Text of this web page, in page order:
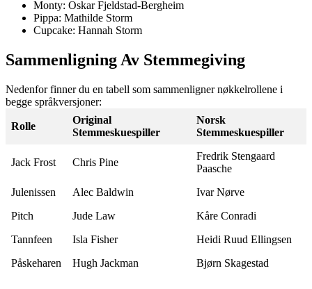
Monty: Oskar Fjeldstad-Bergheim
Pippa: Mathilde Storm
Cupcake: Hannah Storm
Sammenligning Av Stemmegiving
Nedenfor finner du en tabell som sammenligner nøkkelrollene i
begge språkversjoner:
Rolle
Original
Stemmeskuespiller
Norsk
Stemmeskuespiller
Jack Frost Chris Pine
Fredrik Stengaard
Paasche
Julenissen
Alec Baldwin
Ivar Nørve
Pitch
Jude Law
Kåre Conradi
Tannfeen
Isla Fisher
Heidi Ruud Ellingsen
Påskeharen
Hugh Jackman Bjørn Skagestad